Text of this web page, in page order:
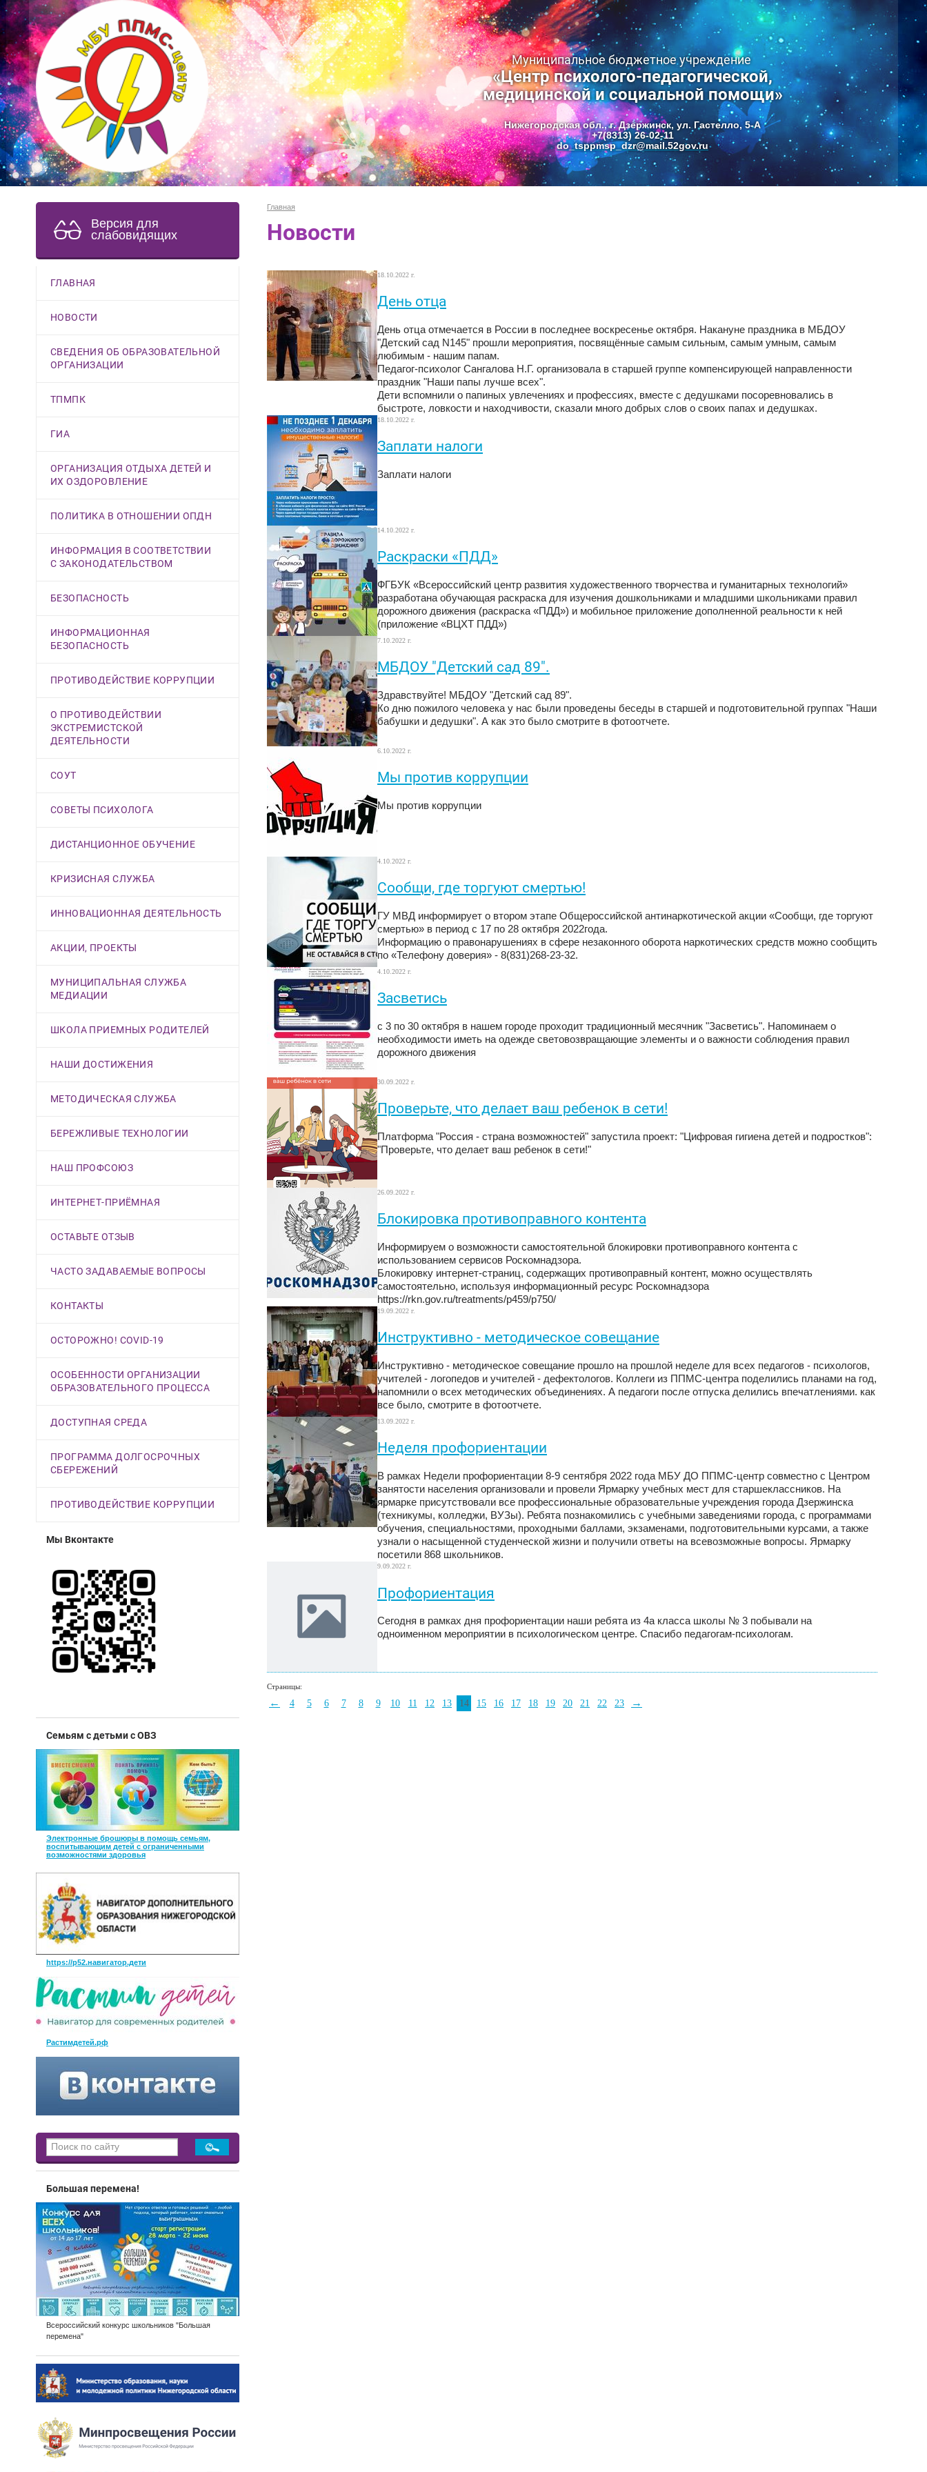
Муниципальное бюджетное учреждение
«Центр психолого-педагогической,
медицинской и социальной помощи»
Нижегородская обл., г. Дзержинск, ул. Гастелло, 5-А
+7(8313) 26-02-11
do_tsppmsp_dzr@mail.52gov.ru
Версия для
слабовидящих
ГЛАВНАЯ
НОВОСТИ
СВЕДЕНИЯ ОБ ОБРАЗОВАТЕЛЬНОЙ
ОРГАНИЗАЦИИ
ТПМПК
ГИА
ОРГАНИЗАЦИЯ ОТДЫХА ДЕТЕЙ И
ИХ ОЗДОРОВЛЕНИЕ
ПОЛИТИКА В ОТНОШЕНИИ ОПДН
ИНФОРМАЦИЯ В СООТВЕТСТВИИ
С ЗАКОНОДАТЕЛЬСТВОМ
БЕЗОПАСНОСТЬ
ИНФОРМАЦИОННАЯ
БЕЗОПАСНОСТЬ
ПРОТИВОДЕЙСТВИЕ КОРРУПЦИИ
О ПРОТИВОДЕЙСТВИИ
ЭКСТРЕМИСТСКОЙ
ДЕЯТЕЛЬНОСТИ
СОУТ
СОВЕТЫ ПСИХОЛОГА
ДИСТАНЦИОННОЕ ОБУЧЕНИЕ
КРИЗИСНАЯ СЛУЖБА
ИННОВАЦИОННАЯ ДЕЯТЕЛЬНОСТЬ
АКЦИИ, ПРОЕКТЫ
МУНИЦИПАЛЬНАЯ СЛУЖБА
МЕДИАЦИИ
ШКОЛА ПРИЕМНЫХ РОДИТЕЛЕЙ
НАШИ ДОСТИЖЕНИЯ
МЕТОДИЧЕСКАЯ СЛУЖБА
БЕРЕЖЛИВЫЕ ТЕХНОЛОГИИ
НАШ ПРОФСОЮЗ
ИНТЕРНЕТ-ПРИЁМНАЯ
ОСТАВЬТЕ ОТЗЫВ
ЧАСТО ЗАДАВАЕМЫЕ ВОПРОСЫ
КОНТАКТЫ
ОСТОРОЖНО! COVID-19
ОСОБЕННОСТИ ОРГАНИЗАЦИИ
ОБРАЗОВАТЕЛЬНОГО ПРОЦЕССА
ДОСТУПНАЯ СРЕДА
ПРОГРАММА ДОЛГОСРОЧНЫХ
СБЕРЕЖЕНИЙ
ПРОТИВОДЕЙСТВИЕ КОРРУПЦИИ
Мы Вконтакте
Семьям с детьми с ОВЗ
Электронные брошюры в помощь семьям,
воспитывающим детей с ограниченными
возможностями здоровья
https://р52.навигатор.дети
Растимдетей.рф
Большая перемена!
Всероссийский конкурс школьников "Большая
перемена"
Главная
Новости
18.10.2022 г.
День отца
День отца отмечается в России в последнее воскресенье октября. Накануне праздника в МБДОУ
"Детский сад N145" прошли мероприятия, посвящённые самым сильным, самым умным, самым
любимым - нашим папам.
Педагог-психолог Сангалова Н.Г. организовала в старшей группе компенсирующей направленности
праздник "Наши папы лучше всех".
Дети вспомнили о папиных увлечениях и профессиях, вместе с дедушками посоревновались в
быстроте, ловкости и находчивости, сказали много добрых слов о своих папах и дедушках.
18.10.2022 г.
Заплати налоги
Заплати налоги
14.10.2022 г.
Раскраски «ПДД»
ФГБУК «Всероссийский центр развития художественного творчества и гуманитарных технологий»
разработана обучающая раскраска для изучения дошкольниками и младшими школьниками правил
дорожного движения (раскраска «ПДД») и мобильное приложение дополненной реальности к ней
(приложение «ВЦХТ ПДД»)
7.10.2022 г.
МБДОУ "Детский сад 89".
Здравствуйте! МБДОУ "Детский сад 89".
Ко дню пожилого человека у нас были проведены беседы в старшей и подготовительной группах "Наши
бабушки и дедушки". А как это было смотрите в фотоотчете.
6.10.2022 г.
Мы против коррупции
Мы против коррупции
4.10.2022 г.
Сообщи, где торгуют смертью!
ГУ МВД информирует о втором этапе Общероссийской антинаркотической акции «Сообщи, где торгуют
смертью» в период с 17 по 28 октября 2022года.
Информацию о правонарушениях в сфере незаконного оборота наркотических средств можно сообщить
по «Телефону доверия» - 8(831)268-23-32.
4.10.2022 г.
Засветись
с 3 по 30 октября в нашем городе проходит традиционный месячник "Засветись". Напоминаем о
необходимости иметь на одежде световозвращающие элементы и о важности соблюдения правил
дорожного движения
30.09.2022 г.
Проверьте, что делает ваш ребенок в сети!
Платформа "Россия - страна возможностей" запустила проект: "Цифровая гигиена детей и подростков":
"Проверьте, что делает ваш ребенок в сети!"
26.09.2022 г.
Блокировка противоправного контента
Информируем о возможности самостоятельной блокировки противоправного контента с
использованием сервисов Роскомнадзора.
Блокировку интернет-страниц, содержащих противоправный контент, можно осуществлять
самостоятельно, используя информационный ресурс Роскомнадзора
https://rkn.gov.ru/treatments/p459/p750/
19.09.2022 г.
Инструктивно - методическое совещание
Инструктивно - методическое совещание прошло на прошлой неделе для всех педагогов - психологов,
учителей - логопедов и учителей - дефектологов. Коллеги из ППМС-центра поделились планами на год,
напомнили о всех методических объединениях. А педагоги после отпуска делились впечатлениями. как
все было, смотрите в фотоотчете.
13.09.2022 г.
Неделя профориентации
В рамках Недели профориентации 8-9 сентября 2022 года МБУ ДО ППМС-центр совместно с Центром
занятости населения организовали и провели Ярмарку учебных мест для старшеклассников. На
ярмарке присутствовали все профессиональные образовательные учреждения города Дзержинска
(техникумы, колледжи, ВУЗы). Ребята познакомились с учебными заведениями города, с программами
обучения, специальностями, проходными баллами, экзаменами, подготовительными курсами, а также
узнали о насыщенной студенческой жизни и получили ответы на всевозможные вопросы. Ярмарку
посетили 868 школьников.
9.09.2022 г.
Профориентация
Сегодня в рамках дня профориентации наши ребята из 4а класса школы № 3 побывали на
одноименном мероприятии в психологическом центре. Спасибо педагогам-психологам.
Страницы:
← 4 5 6 7 8 9 10 11 12 13 14 15 16 17 18 19 20 21 22 23 →